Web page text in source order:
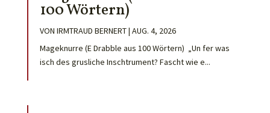
100 Wörtern)
VON IRMTRAUD BERNERT| AUG. 4, 2026
Mageknurre (E Drabble aus 100 Wörtern) „Un fer was
isch des grusliche Inschtrument? Fascht wie e...